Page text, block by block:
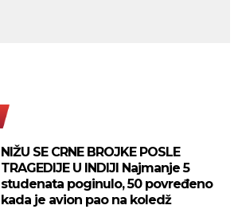
NIŽU SE CRNE BROJKE POSLE
TRAGEDIJE U INDIJI Najmanje 5
studenata poginulo, 50 povređeno
kada je avion pao na koledž